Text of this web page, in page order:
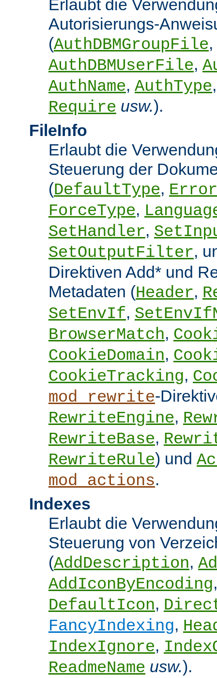
Erlaubt die
Autorisierungs-
(AuthDBMGroupFile,
AuthDBMUserFile,
AuthName, AuthType
Require usw.).
FileInfo
Erlaubt die
Steuerung der
(DefaultType,
ForceType,
SetHandler,
SetOutputFilter,
Direktiven Add* und
Metadaten (Header,
SetEnvIf,
BrowserMatch,
CookieDomain,
CookieTracking,
mod_rewrite-
RewriteEngine,
RewriteBase,
RewriteRule) und
mod_actions.
Indexes
Erlaubt die
Steuerung von
(AddDescription,
AddIconByEncoding
DefaultIcon,
FancyIndexing,
IndexIgnore,
ReadmeName usw.).